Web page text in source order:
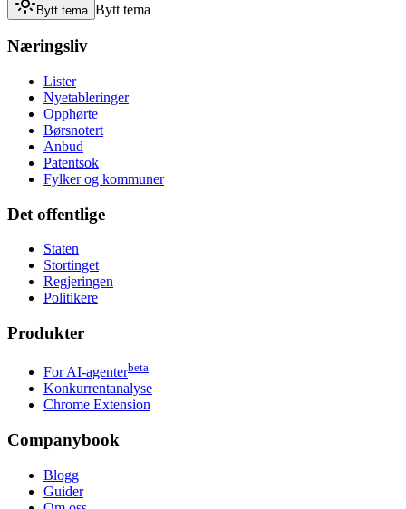
Bytt tema Bytt tema
Næringsliv
Lister
Nyetableringer
Opphørte
Børsnotert
Anbud
Patentsok
Fylker og kommuner
Det offentlige
Staten
Stortinget
Regjeringen
Politikere
Produkter
For AI-agenterbeta
Konkurrentanalyse
Chrome Extension
Companybook
Blogg
Guider